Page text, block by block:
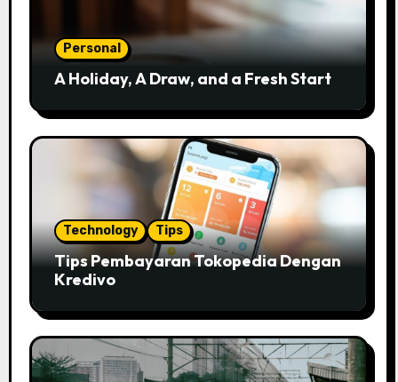
Personal
A Holiday, A Draw, and a Fresh Start
Technology Tips
Tips Pembayaran Tokopedia Dengan
Kredivo